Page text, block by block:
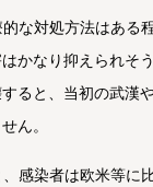
な対処方法はある
かなり抑えられそ
ると、当初の武漢
ん。
感染者は欧米等に